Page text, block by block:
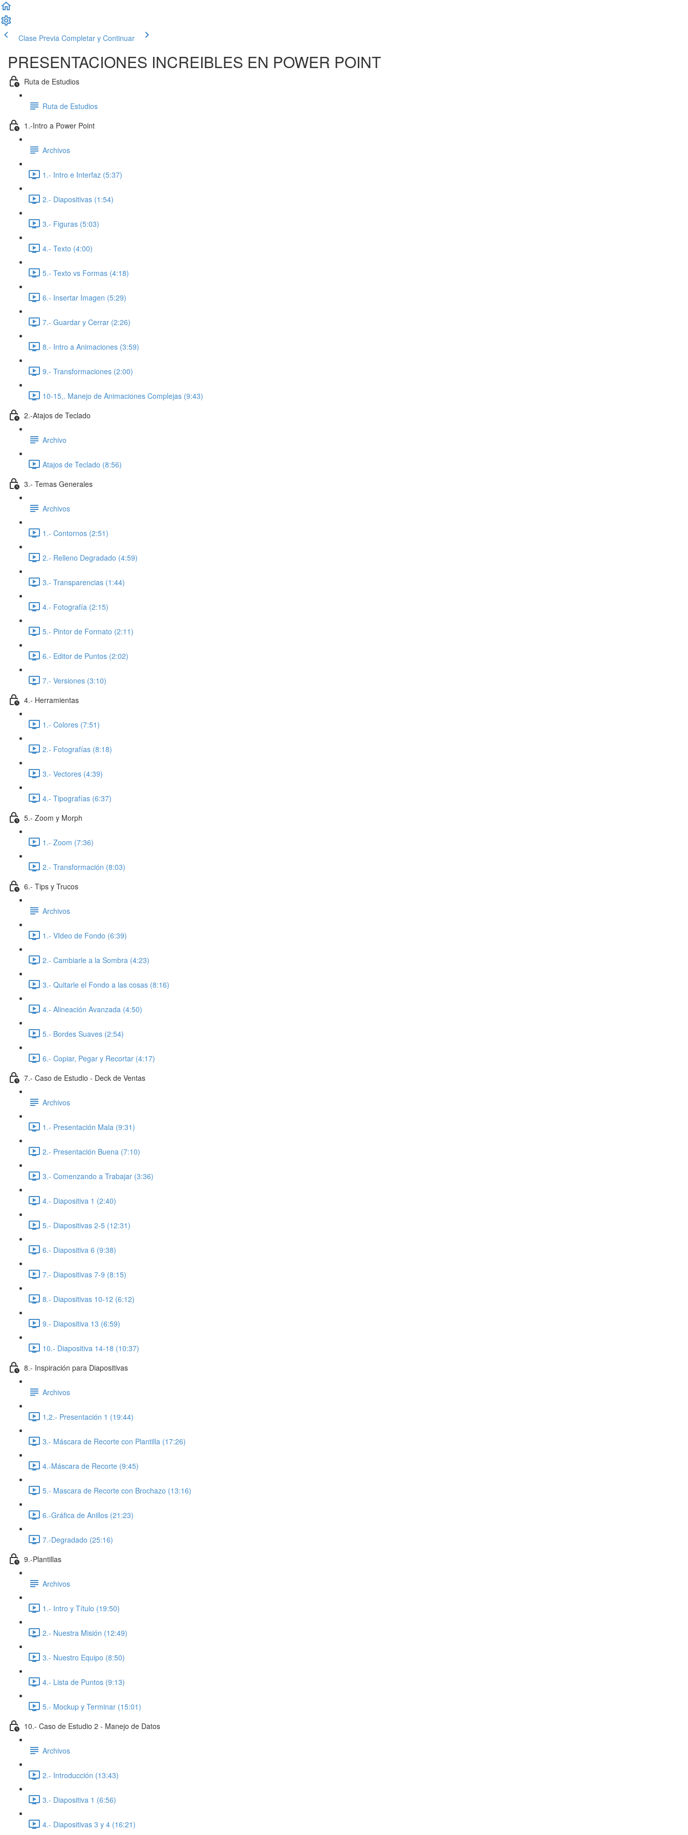
Clase Previa Completar y Continuar
PRESENTACIONES INCREIBLES EN POWER POINT
Ruta de Estudios
Ruta de Estudios
1.-Intro a Power Point
Archivos
1.- Intro e Interfaz (5:37)
2.- Diapositivas (1:54)
3.- Figuras (5:03)
4.- Texto (4:00)
5.- Texto vs Formas (4:18)
6.- Insertar Imagen (5:29)
7.- Guardar y Cerrar (2:26)
8.- Intro a Animaciones (3:59)
9.- Transformaciones (2:00)
10-15,. Manejo de Animaciones Complejas (9:43)
2.-Atajos de Teclado
Archivo
Atajos de Teclado (8:56)
3.- Temas Generales
Archivos
1.- Contornos (2:51)
2.- Relleno Degradado (4:59)
3.- Transparencias (1:44)
4.- Fotografía (2:15)
5.- Pintor de Formato (2:11)
6.- Editor de Puntos (2:02)
7.- Versiones (3:10)
4.- Herramientas
1.- Colores (7:51)
2.- Fotografías (8:18)
3.- Vectores (4:39)
4.- Tipografías (6:37)
5.- Zoom y Morph
1.- Zoom (7:36)
2.- Transformación (8:03)
6.- Tips y Trucos
Archivos
1.- VIdeo de Fondo (6:39)
2.- Cambiarle a la Sombra (4:23)
3.- Quitarle el Fondo a las cosas (8:16)
4.- Alineación Avanzada (4:50)
5.- Bordes Suaves (2:54)
6.- Copiar, Pegar y Recortar (4:17)
7.- Caso de Estudio - Deck de Ventas
Archivos
1.- Presentación Mala (9:31)
2.- Presentación Buena (7:10)
3.- Comenzando a Trabajar (3:36)
4.- Diapositiva 1 (2:40)
5.- Diapositivas 2-5 (12:31)
6.- Diapositiva 6 (9:38)
7.- Diapositivas 7-9 (8:15)
8.- Diapositivas 10-12 (6:12)
9.- Diapositiva 13 (6:59)
10.- Diapositiva 14-18 (10:37)
8.- Inspiración para Diapositivas
Archivos
1,2.- Presentación 1 (19:44)
3.- Máscara de Recorte con Plantilla (17:26)
4.-Máscara de Recorte (9:45)
5.- Mascara de Recorte con Brochazo (13:16)
6.-Gráfica de Anillos (21:23)
7.-Degradado (25:16)
9.-Plantillas
Archivos
1.- Intro y Título (19:50)
2.- Nuestra Misión (12:49)
3.- Nuestro Equipo (8:50)
4.- Lista de Puntos (9:13)
5.- Mockup y Terminar (15:01)
10.- Caso de Estudio 2 - Manejo de Datos
Archivos
2.- Introducción (13:43)
3.- Diapositiva 1 (6:56)
4.- Diapositivas 3 y 4 (16:21)